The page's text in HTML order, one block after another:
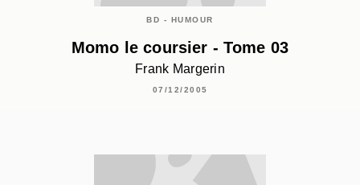
BD - HUMOUR
Momo le coursier - Tome 03
Frank Margerin
07/12/2005